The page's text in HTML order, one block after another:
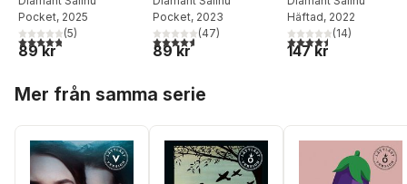
Pocket, 2025
4,8utav 5 stjärnor. Totalt antal röster:
(5)
89 kr
Pocket, 2023
4,6utav 5 stjärnor. Totalt antal röster:
(47)
89 kr
Häftad, 2022
4,5utav 5 stjärnor.
(14)
147 kr
Mer från samma serie